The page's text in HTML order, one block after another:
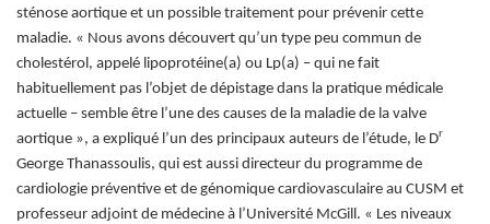
sténose aortique et un possible traitement pour prévenir cette
maladie. « Nous avons découvert qu’un type peu commun de
cholestérol, appelé lipoprotéine(a) ou Lp(a) – qui ne fait
habituellement pas l’objet de dépistage dans la pratique médicale
actuelle – semble être l’une des causes de la maladie de la valve
aortique », a expliqué l’un des principaux auteurs de l’étude, le Dr
George Thanassoulis, qui est aussi directeur du programme de
cardiologie préventive et de génomique cardiovasculaire au CUSM et
professeur adjoint de médecine à l’Université McGill. « Les niveaux